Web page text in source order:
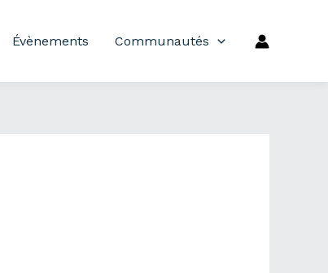
Évènements Communautés